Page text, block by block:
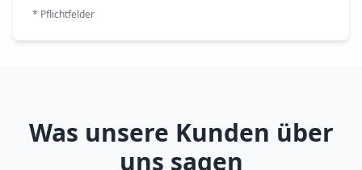
* Pflichtfelder
Was unsere Kunden über
uns sagen